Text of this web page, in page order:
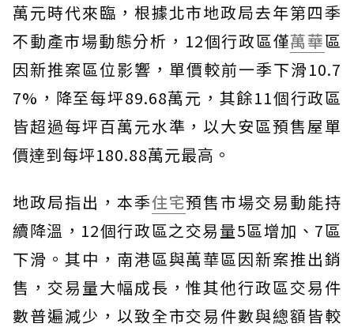
萬元時代來臨，根據北市地政局去年第四季
不動產市場動態分析，12個行政區僅萬華區
因新推案區位影響，單價較前一季下滑10.7
7%，降至每坪89.68萬元，其餘11個行政區
皆超過每坪百萬元水準，以大安區預售屋單
價達到每坪180.88萬元最高。
地政局指出，本季住宅預售市場交易動能持
續降溫，12個行政區之交易量5區增加、7區
下滑。其中，南港區與萬華區因新案推出銷
售，交易量大幅成長，惟其他行政區交易件
數普遍減少，以致全市交易件數與總額皆較